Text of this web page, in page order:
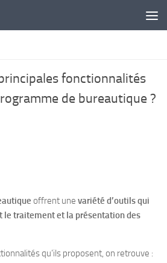
fonctionnalités
de bureautique ?
offrent une variété d’outils qui
traitement et la présentation des
qu’ils proposent, on retrouve :